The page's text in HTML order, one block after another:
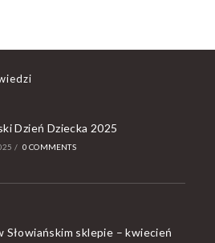
Dzień Dziecka 2025
/ 0 COMMENTS
Słowiańskim sklepie – kwiecień